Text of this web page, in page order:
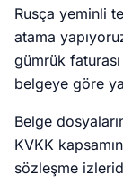
Rusça yeminli
atama
gümrük
belgeye göre
Belge
KVKK
sözleşme